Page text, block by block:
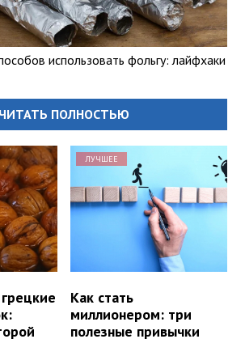
использовать фольгу: лайфхаки
ЧИТАТЬ ПОЛНОСТЬЮ
ЛУЧШЕЕ
Как стать
миллионером: три
полезные привычки